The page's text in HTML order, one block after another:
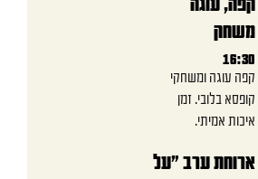
קפה, עוגה
משחק
16:30
קפה עוגה ומשחקי
קופסא בלובי. זמן
איכות אמיתי.
ארוחת ערב "על